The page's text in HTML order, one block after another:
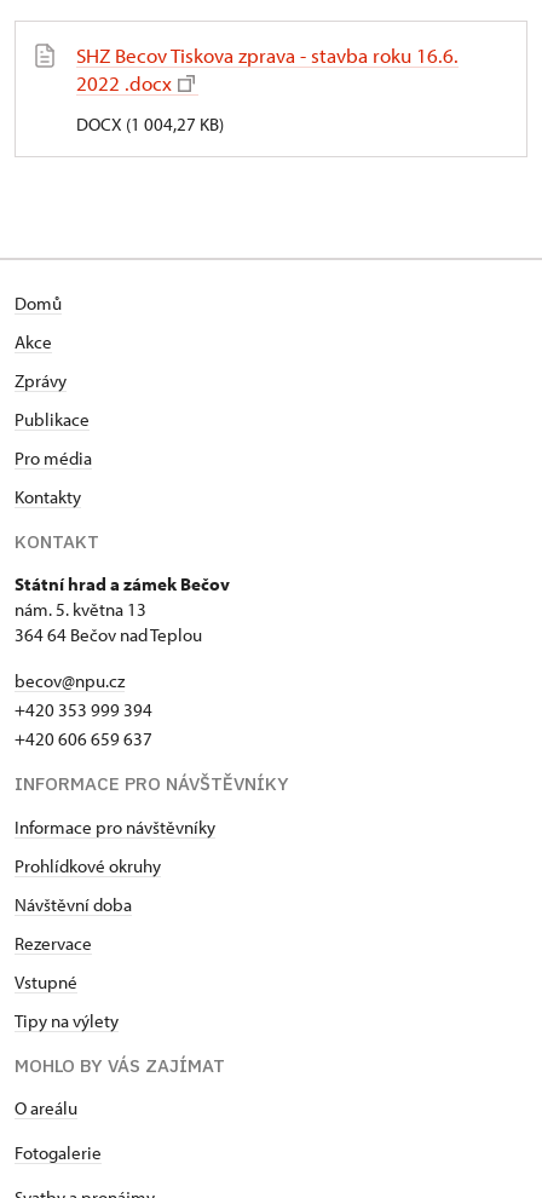
SHZ Becov Tiskova zprava - stavba roku 16.6.
2022 .docx
DOCX (1 004,27 KB)
Domů
Akce
Zprávy
Publikace
Pro média
Kontakty
KONTAKT
Státní hrad a zámek Bečov
nám. 5. května 13
364 64 Bečov nad Teplou
becov@npu.cz
+420 353 999 394
+420 606 659 637
INFORMACE PRO NÁVŠTĚVNÍKY
Informace pro návštěvníky
Prohlídkové okruhy
Návštěvní doba
Rezervace
Vstupné
Tipy na výlety
MOHLO BY VÁS ZAJÍMAT
O areálu
Fotogalerie